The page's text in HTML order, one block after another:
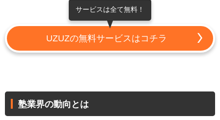
サービスは全て無料！
UZUZの無料サービスはコチラ
塾業界の動向とは